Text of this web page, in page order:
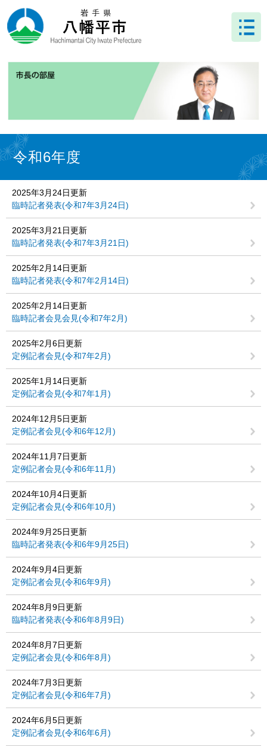
ー
ジ
ニ
ュ
文 令和6年度
2025年3月24日更新
臨時記者発表(令和7年3月24日)
2025年3月21日更新
臨時記者発表(令和7年3月21日)
2025年2月14日更新
臨時記者発表(令和7年2月14日)
2025年2月14日更新
臨時記者会見会見(令和7年2月)
2025年2月6日更新
定例記者会見(令和7年2月)
2025年1月14日更新
定例記者会見(令和7年1月)
2024年12月5日更新
定例記者会見(令和6年12月)
2024年11月7日更新
定例記者会見(令和6年11月)
2024年10月4日更新
定例記者会見(令和6年10月)
2024年9月25日更新
臨時記者発表(令和6年9月25日)
2024年9月4日更新
定例記者会見(令和6年9月)
2024年8月9日更新
臨時記者発表(令和6年8月9日)
2024年8月7日更新
定例記者会見(令和6年8月)
2024年7月3日更新
定例記者会見(令和6年7月)
2024年6月5日更新
定例記者会見(令和6年6月)